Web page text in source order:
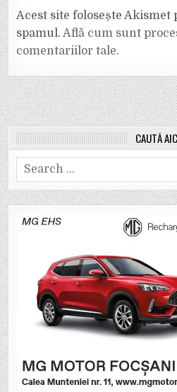
Acest site folosește Akismet
spamul. Află cum sunt
comentariilor tale.
CAUTĂ
Search
for: